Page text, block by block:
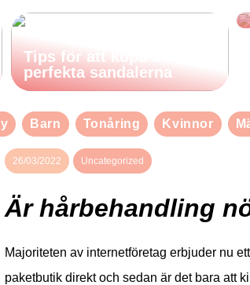
Tips för att köpa de
perfekta sandalerna
Barn Tonåring Kvinnor
26/03/2022 Uncategorized
Är hårbehandling
Majoriteten av internetföretag erbjuder nu
paketbutik direkt och sedan är det bara att